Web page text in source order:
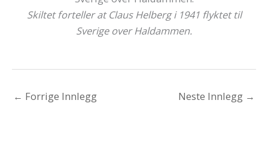
Skiltet forteller at Claus Helberg i 1941 flyktet til
Sverige over Haldammen.
← Forrige Innlegg Neste Innlegg →